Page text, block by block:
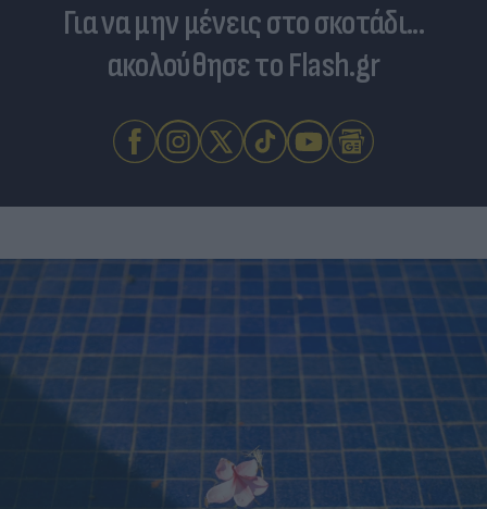
Για να μην μένεις στο σκοτάδι...
ακολούθησε το Flash.gr